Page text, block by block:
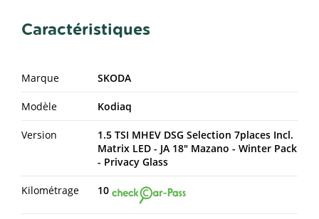
Caractéristiques
Marque SKODA
Modèle Kodiaq
Version
1.5 TSI MHEV DSG Selection 7places Incl.
Matrix LED - JA 18" Mazano - Winter Pack
- Privacy Glass
Kilométrage 10